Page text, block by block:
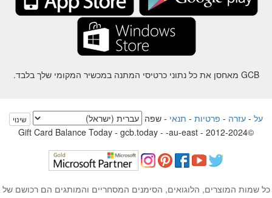
GCB מאחסן את כל נתוני כרטיסי המתנה במכשיר המקומי שלך בלבד.
על-עזרה-פרטיות-תנאי-שפה שינוי
©2012-2024 - Gift Card Balance Today - gcb.today - -au-east
שמות המוצרים, הלוגואים, הסימנים המסחריים והמותגים הם רכושם של